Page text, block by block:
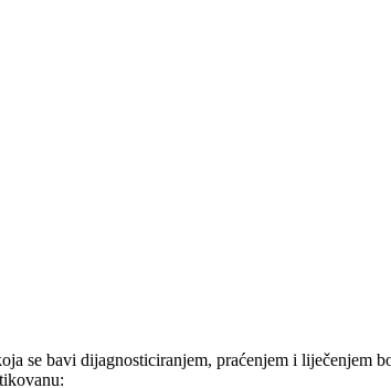
se bavi dijagnosticiranjem, praćenjem i